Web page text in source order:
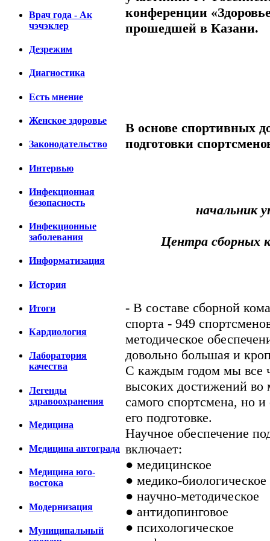
Врач года - Ак
чэчэклер
Дезрежим
Диагностика
Есть мнение
Женское здоровье
Законодательство
Интервью
Инфекционная
безопасность
Инфекционные
заболевания
Информатизация
История
Итоги
Кардиология
Лаборатория
качества
Легенды
здравоохранения
Медицина
Медицина автограда
Медицина юго-
востока
Модернизация
Муниципальный
конференции
прошедшей в Казани.
В основе спортивных
подготовки
начальник
Центра сборных
- В составе сборной
спорта - 949
методическое
довольно большая и
С каждым годом мы все
высоких достижений во
самого спортсмена, но
его подготовке.
Научное обеспечение
включает:
● медицинское
● медико-биологическое
● научно-методическое
● антидопинговое
● психологическое